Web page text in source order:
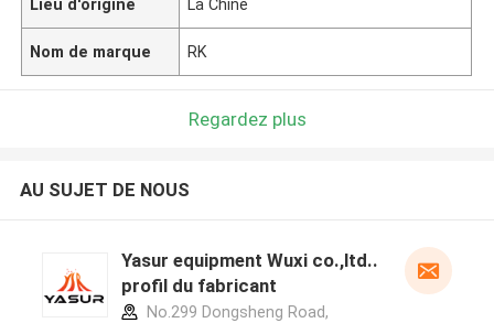
Lieu d'origine La Chine
Nom de marque RK
Regardez plus
AU SUJET DE NOUS
Yasur equipment Wuxi co.,ltd..
profil du fabricant
No.299 Dongsheng Road,